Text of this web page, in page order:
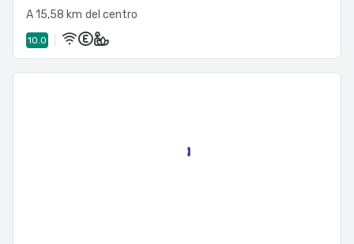
A 15,58 km del centro
10.0